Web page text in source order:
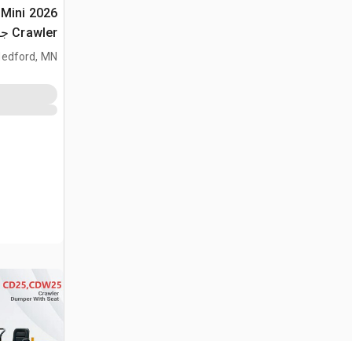
Mini
Crawler جرار نقل (Unused)
MN